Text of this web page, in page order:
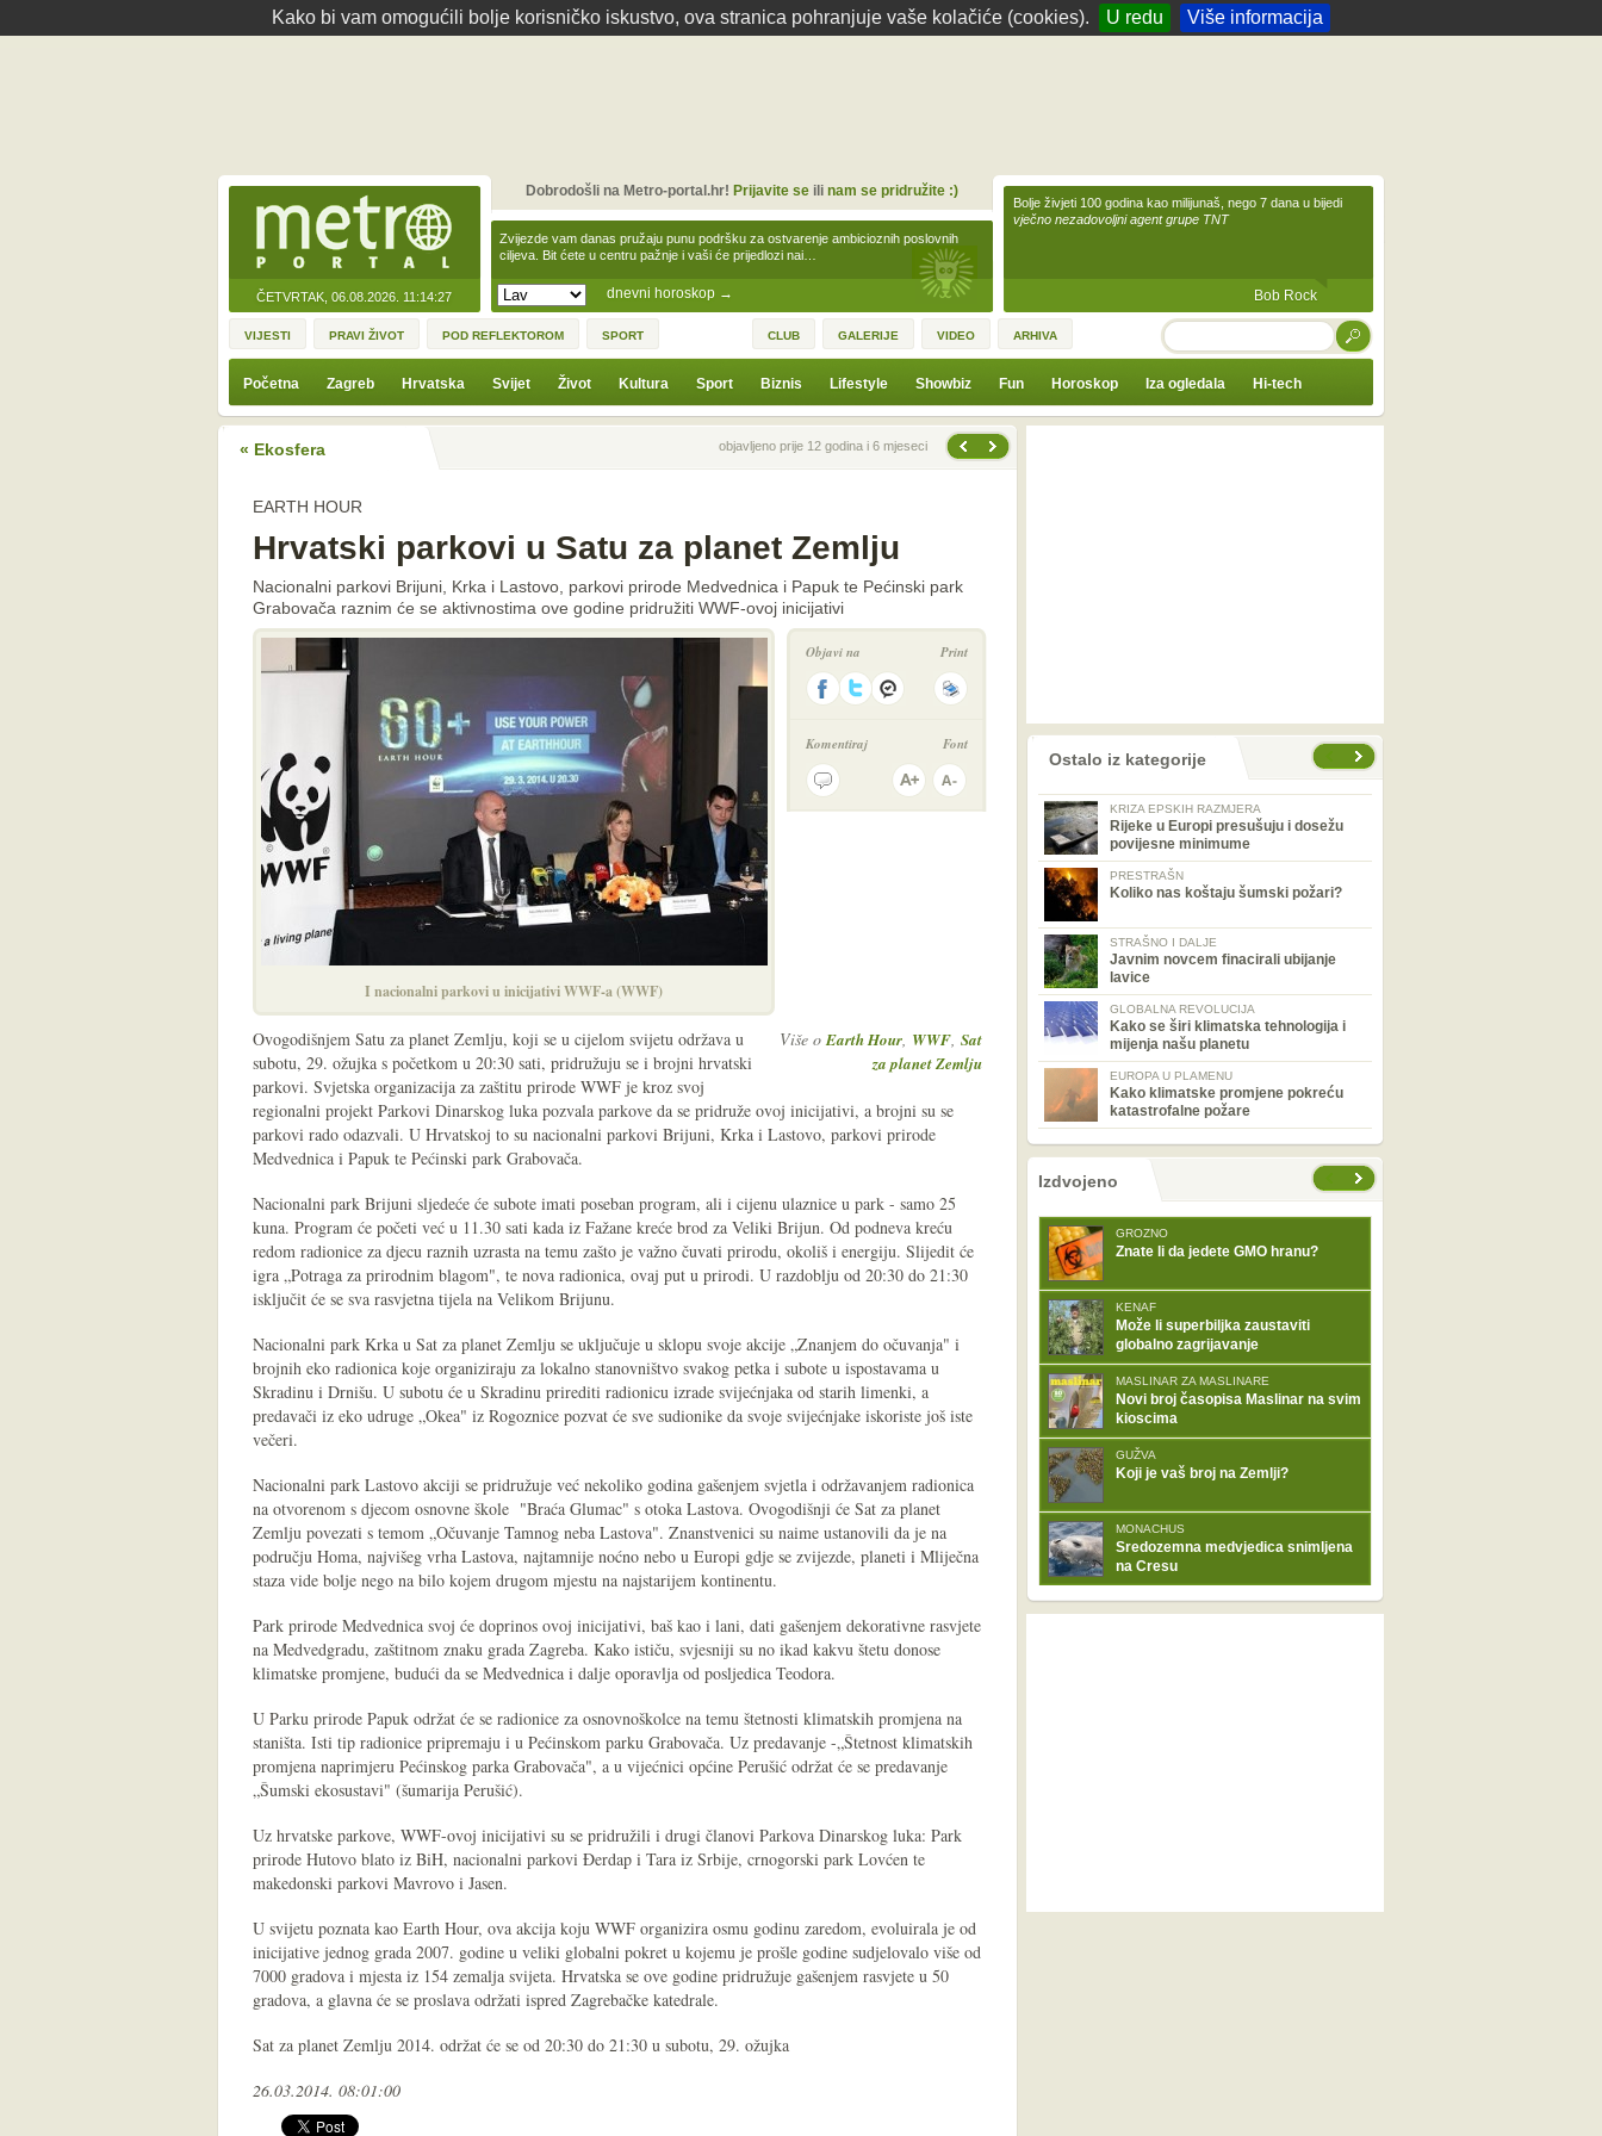
Kako bi vam omogućili bolje korisničko iskustvo, ova stranica pohranjuje vaše kolačiće (cookies). U redu Više informacija
ČETVRTAK, 06.08.2026. 11:14:27 dnevni horoskop →
Zvijezde vam danas pružaju punu podršku za ostvarenje ambicioznih poslovnih
ciljeva. Bit ćete u centru pažnje i vaši će prijedlozi nai…
Dobrodošli na Metro-portal.hr! Prijavite seili nam se pridružite :)
Bolje živjeti 100 godina kao milijunaš, nego 7 dana u bijedi
vječno nezadovoljni agent grupe TNT
Bob Rock
VIJESTI PRAVI ŽIVOT POD REFLEKTOROM SPORT CLUB GALERIJE VIDEO ARHIVA TRAŽI
Početna Zagreb Hrvatska Svijet Život Kultura Sport Biznis Lifestyle Showbiz Fun Horoskop Iza ogledala Hi-tech
« Ekosfera Prethodna vijestobjavljeno prije 12 godina i 6 mjeseci
EARTH HOUR
Hrvatski parkovi u Satu za planet Zemlju
Nacionalni parkovi Brijuni, Krka i Lastovo, parkovi prirode Medvednica i Papuk te Pećinski park
Grabovača raznim će se aktivnostima ove godine pridružiti WWF-ovoj inicijativi
I nacionalni parkovi u inicijativi WWF-a (WWF)
Objavi na Print
Komentiraj Font
Više oEarth Hour, WWF, Sat
za planet Zemlju
Ovogodišnjem Satu za planet Zemlju, koji se u cijelom svijetu održava u
subotu, 29. ožujka s početkom u 20:30 sati, pridružuju se i brojni hrvatski
parkovi. Svjetska organizacija za zaštitu prirode WWF je kroz svoj
regionalni projekt Parkovi Dinarskog luka pozvala parkove da se pridruže ovoj inicijativi, a brojni su se
parkovi rado odazvali. U Hrvatskoj to su nacionalni parkovi Brijuni, Krka i Lastovo, parkovi prirode
Medvednica i Papuk te Pećinski park Grabovača.
Nacionalni park Brijuni sljedeće će subote imati poseban program, ali i cijenu ulaznice u park - samo 25
kuna. Program će početi već u 11.30 sati kada iz Fažane kreće brod za Veliki Brijun. Od podneva kreću
redom radionice za djecu raznih uzrasta na temu zašto je važno čuvati prirodu, okoliš i energiju. Slijedit će
igra „Potraga za prirodnim blagom", te nova radionica, ovaj put u prirodi. U razdoblju od 20:30 do 21:30
isključit će se sva rasvjetna tijela na Velikom Brijunu.
Nacionalni park Krka u Sat za planet Zemlju se uključuje u sklopu svoje akcije „Znanjem do očuvanja" i
brojnih eko radionica koje organiziraju za lokalno stanovništvo svakog petka i subote u ispostavama u
Skradinu i Drnišu. U subotu će u Skradinu prirediti radionicu izrade svijećnjaka od starih limenki, a
predavači iz eko udruge „Okea" iz Rogoznice pozvat će sve sudionike da svoje svijećnjake iskoriste još iste
večeri.
Nacionalni park Lastovo akciji se pridružuje već nekoliko godina gašenjem svjetla i održavanjem radionica
na otvorenom s djecom osnovne škole "Braća Glumac" s otoka Lastova. Ovogodišnji će Sat za planet
Zemlju povezati s temom „Očuvanje Tamnog neba Lastova". Znanstvenici su naime ustanovili da je na
području Homa, najvišeg vrha Lastova, najtamnije noćno nebo u Europi gdje se zvijezde, planeti i Mliječna
staza vide bolje nego na bilo kojem drugom mjestu na najstarijem kontinentu.
Park prirode Medvednica svoj će doprinos ovoj inicijativi, baš kao i lani, dati gašenjem dekorativne rasvjete
na Medvedgradu, zaštitnom znaku grada Zagreba. Kako ističu, svjesniji su no ikad kakvu štetu donose
klimatske promjene, budući da se Medvednica i dalje oporavlja od posljedica Teodora.
U Parku prirode Papuk održat će se radionice za osnovnoškolce na temu štetnosti klimatskih promjena na
staništa. Isti tip radionice pripremaju i u Pećinskom parku Grabovača. Uz predavanje -„Štetnost klimatskih
promjena naprimjeru Pećinskog parka Grabovača", a u vijećnici općine Perušić održat će se predavanje
„Šumski ekosustavi" (šumarija Perušić).
Uz hrvatske parkove, WWF-ovoj inicijativi su se pridružili i drugi članovi Parkova Dinarskog luka: Park
prirode Hutovo blato iz BiH, nacionalni parkovi Đerdap i Tara iz Srbije, crnogorski park Lovćen te
makedonski parkovi Mavrovo i Jasen.
U svijetu poznata kao Earth Hour, ova akcija koju WWF organizira osmu godinu zaredom, evoluirala je od
inicijative jednog grada 2007. godine u veliki globalni pokret u kojemu je prošle godine sudjelovalo više od
7000 gradova i mjesta iz 154 zemalja svijeta. Hrvatska se ove godine pridružuje gašenjem rasvjete u 50
gradova, a glavna će se proslava održati ispred Zagrebačke katedrale.
Sat za planet Zemlju 2014. održat će se od 20:30 do 21:30 u subotu, 29. ožujka
26.03.2014. 08:01:00
prethodno Ostalo iz kategorije
KRIZA EPSKIH RAZMJERA
Rijeke u Europi presušuju i dosežu
povijesne minimume
PRESTRAŠN
Koliko nas koštaju šumski požari?
STRAŠNO I DALJE
Javnim novcem finacirali ubijanje
lavice
GLOBALNA REVOLUCIJA
Kako se širi klimatska tehnologija i
mijenja našu planetu
EUROPA U PLAMENU
Kako klimatske promjene pokreću
katastrofalne požare
nema prethodne stranice
sljedećeIzdvojeno
GROZNO
Znate li da jedete GMO hranu?
KENAF
Može li superbiljka zaustaviti
globalno zagrijavanje
MASLINAR ZA MASLINARE
Novi broj časopisa Maslinar na svim
kioscima
GUŽVA
Koji je vaš broj na Zemlji?
MONACHUS
Sredozemna medvjedica snimljena
na Cresu